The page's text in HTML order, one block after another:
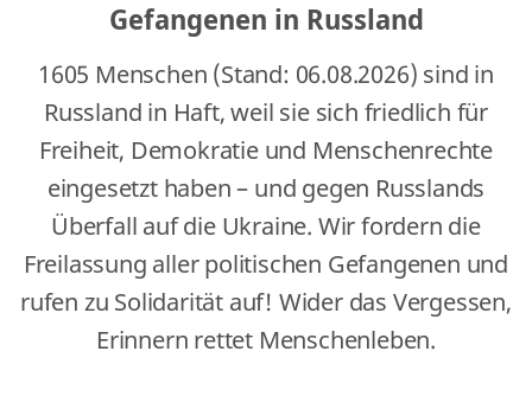
Gefangenen in Russland
1605 Menschen (Stand: 06.08.2026) sind in
Russland in Haft, weil sie sich friedlich für
Freiheit, Demokratie und Menschenrechte
eingesetzt haben – und gegen Russlands
Überfall auf die Ukraine. Wir fordern die
Freilassung aller politischen Gefangenen und
rufen zu Solidarität auf! Wider das Vergessen,
Erinnern rettet Menschenleben.